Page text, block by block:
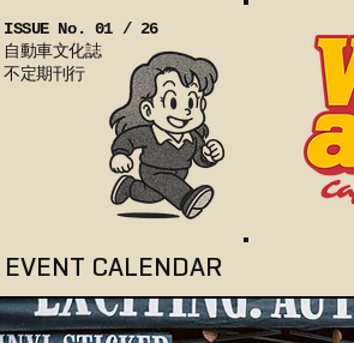
ISSUE No. 01 / 26
自動車文化誌
不定期刊行
EVENT CALENDAR